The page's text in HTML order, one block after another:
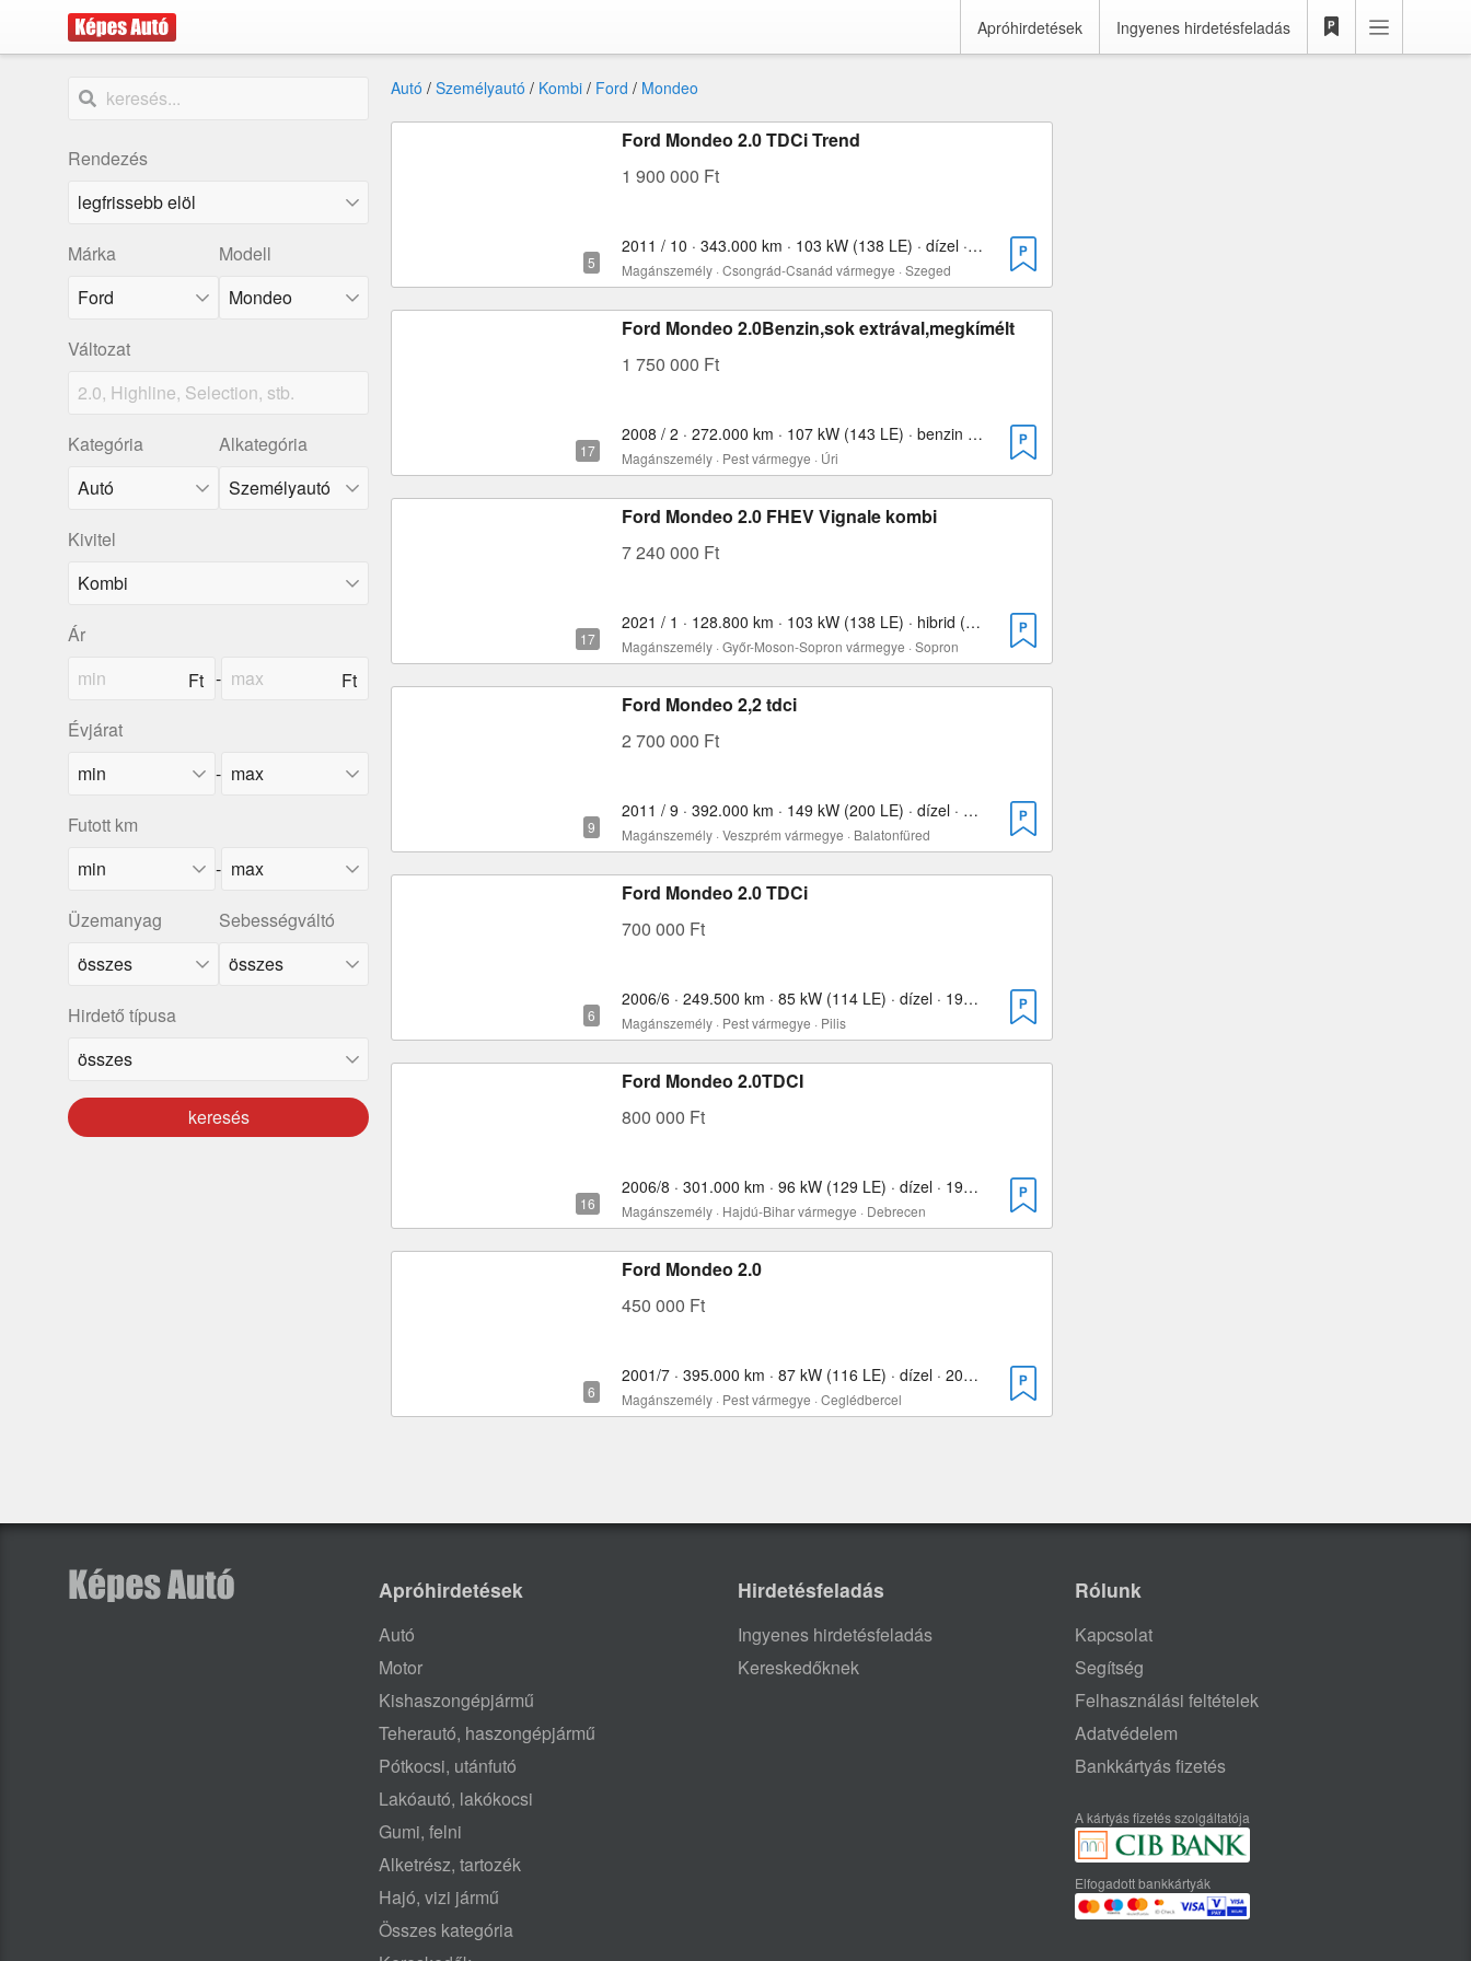
Apróhirdetések Ingyenes hirdetésfeladás
Rendezés
Márka
Ford
Modell
Mondeo
Változat
Kategória Alkategória
Kivitel
Ár
-
Évjárat
-
Futott km
-
Üzemanyag Sebességváltó
Hirdető típusa
keresés
Autó / Személyautó / Kombi / Ford / Mondeo
Ford Mondeo 2.0 TDCi Trend
1 900 000 Ft
2011 / 10 · 343.000 km · 103 kW (138 LE) · dízel · 1997 cm³
Magánszemély · Csongrád-Csanád vármegye · Szeged
Ford Mondeo 2.0Benzin,sok extrával,megkímélt
1 750 000 Ft
2008 / 2 · 272.000 km · 107 kW (143 LE) · benzin · 1998 cm³
Magánszemély · Pest vármegye · Úri
Ford Mondeo 2.0 FHEV Vignale kombi
7 240 000 Ft
2021 / 1 · 128.800 km · 103 kW (138 LE) · hibrid (benzin) · 1997 cm³
Magánszemély · Győr-Moson-Sopron vármegye · Sopron
Ford Mondeo 2,2 tdci
2 700 000 Ft
2011 / 9 · 392.000 km · 149 kW (200 LE) · dízel · 2198 cm³
Magánszemély · Veszprém vármegye · Balatonfüred
Ford Mondeo 2.0 TDCi
700 000 Ft
2006/6 · 249.500 km · 85 kW (114 LE) · dízel · 1998 cm³
Magánszemély · Pest vármegye · Pilis
Ford Mondeo 2.0TDCI
800 000 Ft
2006/8 · 301.000 km · 96 kW (129 LE) · dízel · 1999 cm³
Magánszemély · Hajdú-Bihar vármegye · Debrecen
Ford Mondeo 2.0
450 000 Ft
2001/7 · 395.000 km · 87 kW (116 LE) · dízel · 2000 cm³
Magánszemély · Pest vármegye · Ceglédbercel
Apróhirdetések
Autó
Motor
Kishaszongépjármű
Teherautó, haszongépjármű
Pótkocsi, utánfutó
Lakóautó, lakókocsi
Gumi, felni
Alketrész, tartozék
Hajó, vizi jármű
Összes kategória
Hirdetésfeladás
Ingyenes hirdetésfeladás
Kereskedőknek
Rólunk
Kapcsolat
Segítség
Felhasználási feltételek
Adatvédelem
Bankkártyás fizetés
A kártyás fizetés szolgáltatója
Elfogadott bankkártyák